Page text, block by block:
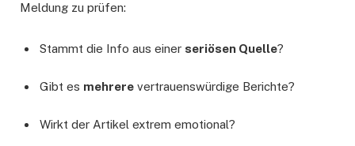
Meldung zu prüfen:
Stammt die Info aus einer seriösen Quelle?
Gibt es mehrere vertrauenswürdige Berichte?
Wirkt der Artikel extrem emotional?